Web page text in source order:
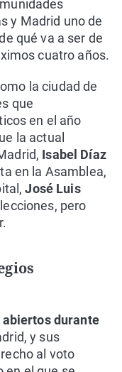
y Madrid uno de
qué va a ser de
cuatro años.
la ciudad de
que
en el año
la actual
Isabel Díaz
en la Asamblea,
José Luis
pero
abiertos durante
y sus
al voto